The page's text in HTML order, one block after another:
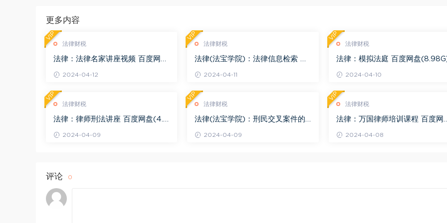
更多内容
法律财税
法律：法律名家讲座视频 百度网盘
2024-04-12
VIP
法律财税
法律(法宝学院)：法律信息检索 百
2024-04-11
VIP
法律财税
法律：模拟法庭 百度网盘
2024-04-10
VIP
法律财税
法律：律师刑法讲座 百度网盘(4.0
2024-04-09
VIP
法律财税
法律(法宝学院)：刑民交叉案件的
2024-04-09
VIP
法律财税
法律：万国律师培训课程 百度网
2024-04-08
VIP
评论 0